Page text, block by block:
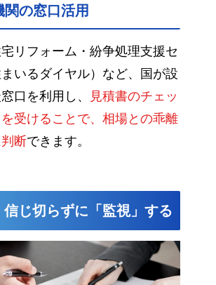
関の窓口活用
宅リフォーム・紛争処理支援セ
いるダイヤル）など、国が設
口を利用し、
見積書のチェッ
受けることで、相場との乖離
断できます。
信じ切らずに「監視」する